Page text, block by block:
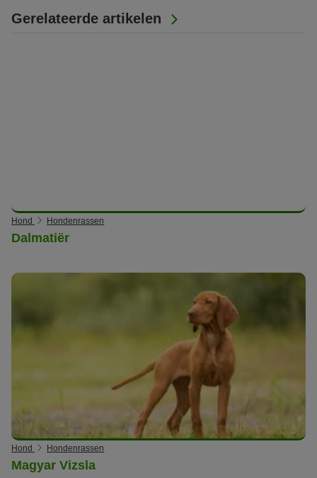
Gerelateerde artikelen
Hond Hondenrassen
Dalmatiër
Hond Hondenrassen
Magyar Vizsla